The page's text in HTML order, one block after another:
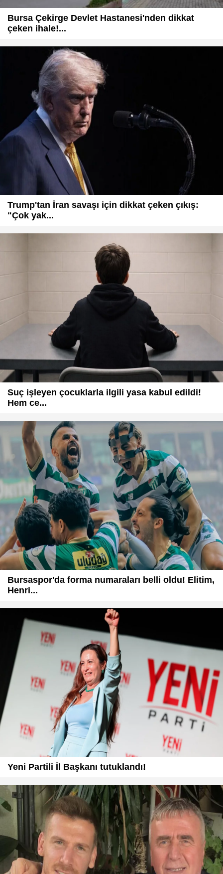
Bursa Çekirge Devlet Hastanesi'nden dikkat
çeken ihale!...
Trump'tan İran savaşı için dikkat çeken çıkış:
"Çok yak...
Suç işleyen çocuklarla ilgili yasa kabul edildi!
Hem ce...
Bursaspor'da forma numaraları belli oldu! Elitim,
Henri...
Yeni Partili İl Başkanı tutuklandı!